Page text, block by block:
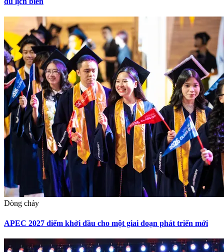
Dòng chảy
APEC 2027 điểm khởi đầu cho một giai đoạn phát triển mới